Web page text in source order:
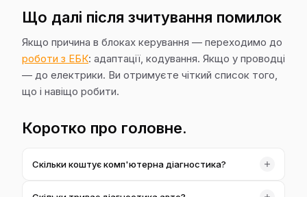
Що далі після зчитування помилок
Якщо причина в блоках керування — переходимо до
роботи з ЕБК: адаптації, кодування. Якщо у проводці
— до електрики. Ви отримуєте чіткий список того,
що і навіщо робити.
Коротко про головне.
Скільки коштує комп'ютерна діагностика?